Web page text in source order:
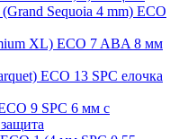
Sequoia 4 mm) ECO
XL) ECO 7 ABA 8 мм
ECO 13 SPC елочка
9 SPC 6 мм с